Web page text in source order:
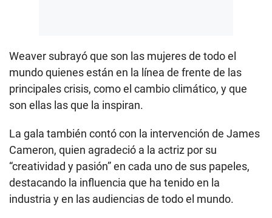
Weaver subrayó que son las mujeres de todo el
mundo quienes están en la línea de frente de las
principales crisis, como el cambio climático, y que
son ellas las que la inspiran.
La gala también contó con la intervención de James
Cameron, quien agradeció a la actriz por su
“creatividad y pasión” en cada uno de sus papeles,
destacando la influencia que ha tenido en la
industria y en las audiencias de todo el mundo.